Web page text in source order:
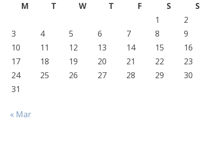
M T W T F S
S
1
2
3
4 5 6 7 8
9
10
11 12 13 14 15
16
17
18 19 20 21 22
23
24
25 26 27 28 29
30
31
« Mar